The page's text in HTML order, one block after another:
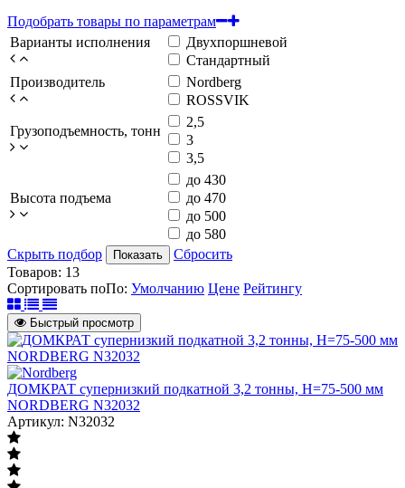
Подобрать товары по параметрам
Варианты исполнения
Двухпоршневой
Стандартный
Производитель
Nordberg
ROSSVIK
Грузоподъемность, тонн
2,5
3
3,5
Высота подъема
до 430
до 470
до 500
до 580
Скрыть подбор
Показать
Сбросить
Товаров: 13
Сортировать поПо: Умолчанию Цене Рейтингу
Быстрый просмотр
ДОМКРАТ супернизкий подкатной 3,2 тонны, H=75-500 мм
NORDBERG N32032
Артикул: N32032